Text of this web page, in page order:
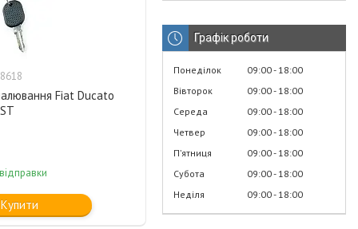
Fiat Ducato
Купити
Графік роботи
Понеділок 09:00 18:00
Вівторок
09:00 18:00
Середа
09:00 18:00
Четвер
09:00 18:00
Пʼятниця
09:00 18:00
Субота
09:00 18:00
Неділя
09:00 18:00